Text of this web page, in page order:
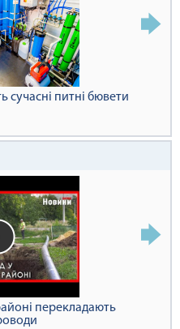
сучасні питні бювети
перекладають